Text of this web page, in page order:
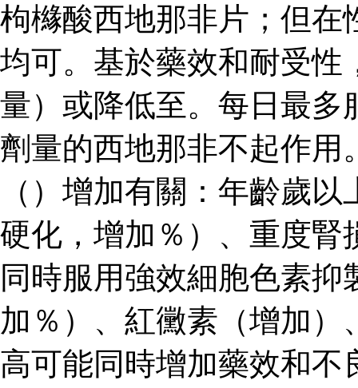
枸櫞酸西地那非片；但在
均可。基於藥效和耐受性
量）或降低至。每日最多
劑量的西地那非不起作用
（）增加有關：年齡歲
硬化，增加％）、重度腎
同時服用強效細胞色素
加％）、紅黴素（增加
高可能同時增加藥效和不